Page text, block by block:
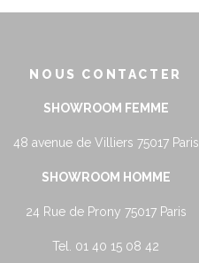
NOUS CONTACTER
SHOWROOM FEMME
48 avenue de Villiers 75017 Paris
SHOWROOM HOMME
24 Rue de Prony 75017 Paris
Tel. 01 40 15 08 42